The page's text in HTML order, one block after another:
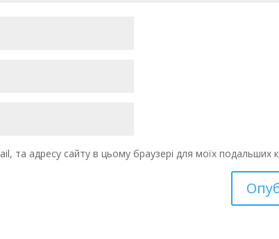
та адресу сайту в цьому браузері для моїх подальших